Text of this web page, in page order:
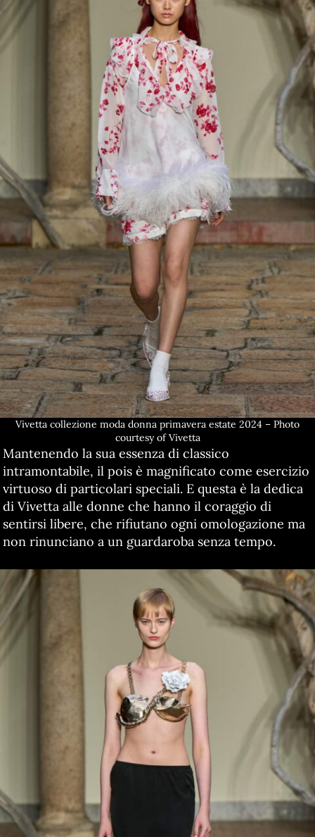
Vivetta collezione moda donna primavera estate 2024 – Photo
courtesy of Vivetta
Mantenendo la sua essenza di classico
intramontabile, il pois è magnificato come esercizio
virtuoso di particolari speciali. E questa è la dedica
di Vivetta alle donne che hanno il coraggio di
sentirsi libere, che rifiutano ogni omologazione ma
non rinunciano a un guardaroba senza tempo.